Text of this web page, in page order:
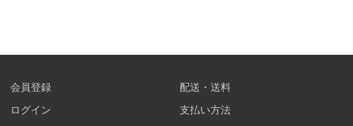
会員登録
ログイン
配送・送料
支払い方法